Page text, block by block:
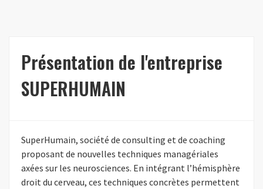
Présentation de l'entreprise
SUPERHUMAIN
SuperHumain, société de consulting et de coaching
proposant de nouvelles techniques managériales
axées sur les neurosciences. En intégrant l’hémisphère
droit du cerveau, ces techniques concrètes permettent